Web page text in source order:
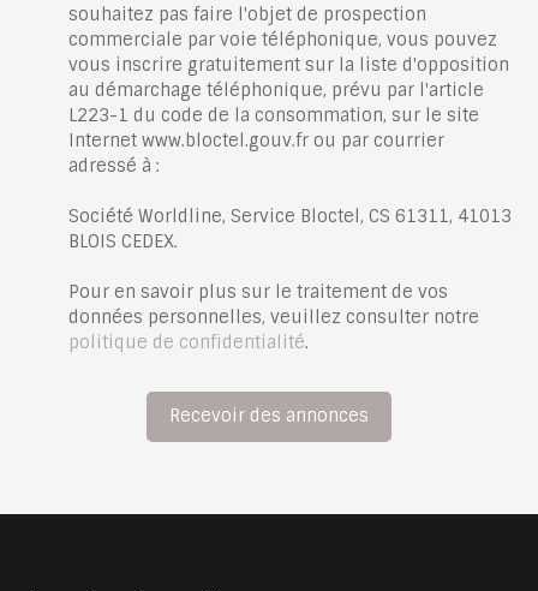
souhaitez pas faire l'objet de prospection
commerciale par voie téléphonique, vous pouvez
vous inscrire gratuitement sur la liste d'opposition
au démarchage téléphonique, prévu par l'article
L223-1 du code de la consommation, sur le site
Internet www.bloctel.gouv.fr ou par courrier
adressé à :
Société Worldline, Service Bloctel, CS 61311, 41013
BLOIS CEDEX.
Pour en savoir plus sur le traitement de vos
données personnelles, veuillez consulter notre
politique de confidentialité.
Recevoir des annonces